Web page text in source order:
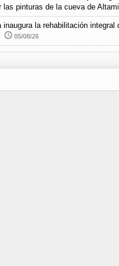
las pinturas de la cueva de
inaugura la rehabilitación
05/08/26